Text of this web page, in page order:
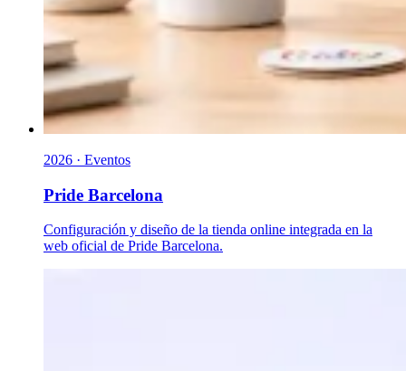
2026 · Eventos
Pride Barcelona
Configuración y diseño de la tienda online integrada en la
web oficial de Pride Barcelona.